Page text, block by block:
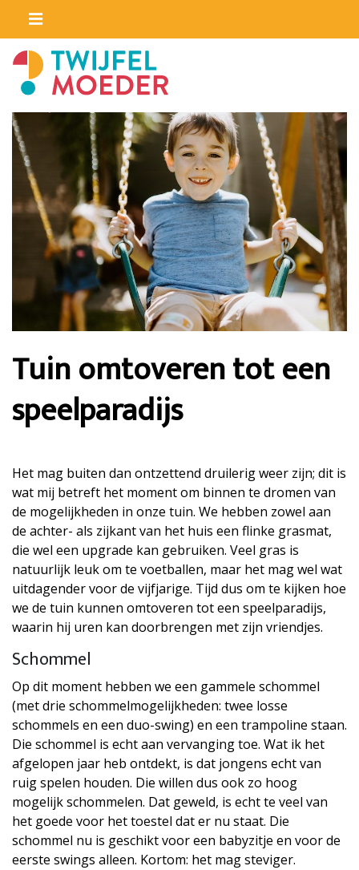
Tuin omtoveren tot een
speelparadijs
Het mag buiten dan ontzettend druilerig weer zijn; dit is
wat mij betreft het moment om binnen te dromen van
de mogelijkheden in onze tuin. We hebben zowel aan
de achter- als zijkant van het huis een flinke grasmat,
die wel een upgrade kan gebruiken. Veel gras is
natuurlijk leuk om te voetballen, maar het mag wel wat
uitdagender voor de vijfjarige. Tijd dus om te kijken hoe
we de tuin kunnen omtoveren tot een speelparadijs,
waarin hij uren kan doorbrengen met zijn vriendjes.
Schommel
Op dit moment hebben we een gammele schommel
(met drie schommelmogelijkheden: twee losse
schommels en een duo-swing) en een trampoline staan.
Die schommel is echt aan vervanging toe. Wat ik het
afgelopen jaar heb ontdekt, is dat jongens echt van
ruig spelen houden. Die willen dus ook zo hoog
mogelijk schommelen. Dat geweld, is echt te veel van
het goede voor het toestel dat er nu staat. Die
schommel nu is geschikt voor een babyzitje en voor de
eerste swings alleen. Kortom: het mag steviger.